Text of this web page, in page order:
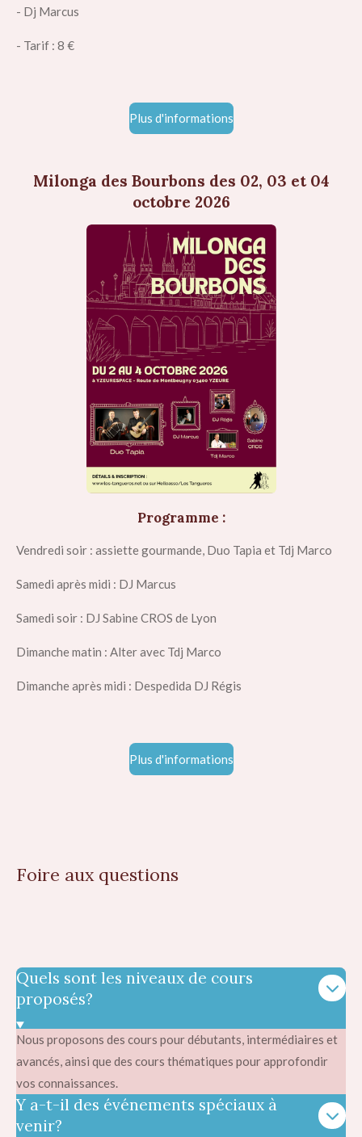
- Dj Marcus
- Tarif : 8 €
Plus d'informations
Milonga des Bourbons des 02, 03 et 04
octobre 2026
Programme :
Vendredi soir : assiette gourmande, Duo Tapia et Tdj Marco
Samedi après midi : DJ Marcus
Samedi soir : DJ Sabine CROS de Lyon
Dimanche matin : Alter avec Tdj Marco
Dimanche après midi : Despedida DJ Régis
Plus d'informations
Foire aux questions
Quels sont les niveaux de cours
proposés?
Nous proposons des cours pour débutants, intermédiaires et
avancés, ainsi que des cours thématiques pour approfondir
vos connaissances.
Y a-t-il des événements spéciaux à
venir?